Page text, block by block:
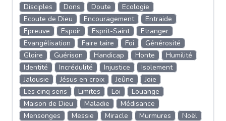
Disciples
Dons Doute
Ecologie
Ecoute de Dieu
Encouragement
Entraide
Epreuve
Espoir Esprit-Saint
Etranger
Evangélisation
Faire taire Foi
Générosité
Gloire
Guérison Handicap Honte
Humilité
Identité
Incrédulité Injustice
Isolement
Jalousie
Jésus en croix Jeûne
Joie
Les cinq sens
Limites Loi
Louange
Maison de Dieu
Maladie
Médisance
Mensonges
Messie Miracle Murmures
Noël